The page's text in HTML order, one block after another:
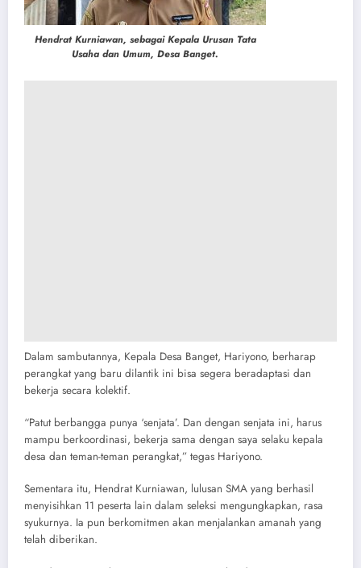
Hendrat Kurniawan, sebagai Kepala Urusan Tata
Usaha dan Umum, Desa Banget.
Dalam sambutannya, Kepala Desa Banget, Hariyono, berharap
perangkat yang baru dilantik ini bisa segera beradaptasi dan
bekerja secara kolektif.
“Patut berbangga punya ‘senjata’. Dan dengan senjata ini, harus
mampu berkoordinasi, bekerja sama dengan saya selaku kepala
desa dan teman-teman perangkat,” tegas Hariyono.
Sementara itu, Hendrat Kurniawan, lulusan SMA yang berhasil
menyisihkan 11 peserta lain dalam seleksi mengungkapkan, rasa
syukurnya. Ia pun berkomitmen akan menjalankan amanah yang
telah diberikan.